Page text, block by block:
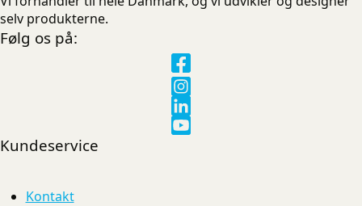
selv produkterne.
Følg os på:
Kundeservice
Kontakt